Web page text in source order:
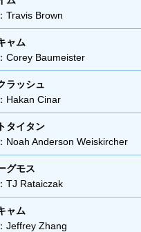
Travis Brown
ャム
Corey Baumeister
ラッシュ
Hakan Cinar
タイタン
Noah Anderson Weiskircher
グモス
TJ Rataiczak
ャム
Jeffrey Zhang